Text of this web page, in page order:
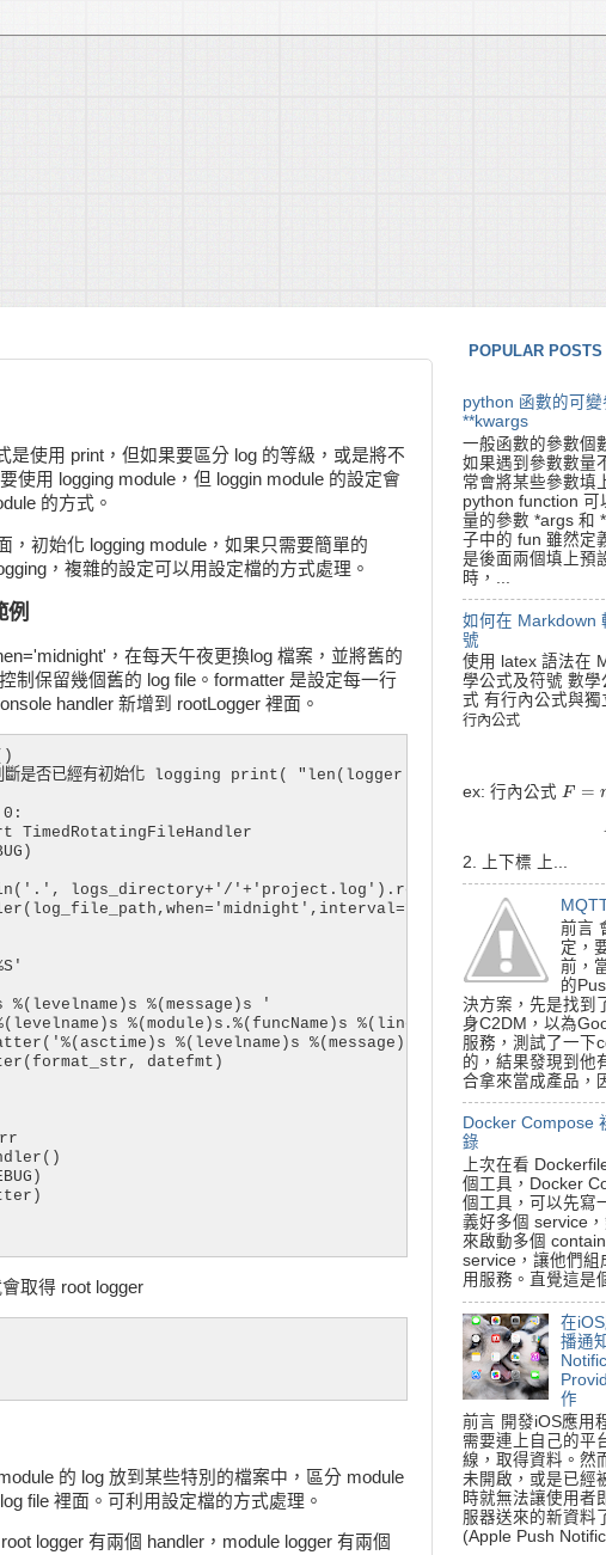
使用 print，但如果要區分 log 的等級，或是將不
使用 logging module，但 loggin module 的設定會
的方式。
，初始化 logging module，如果只需要簡單的
，複雜的設定可以用設定檔的方式處理。
例
，在每天午夜更換log 檔案，並將舊的
制保留幾個舊的 log file。formatter 是設定每一行
handler 新增到 rootLogger 裡面。
斷是否已經有初始化 logging print(
TimedRotatingFileHandler
logs_directory+'/'+'project.log').replace('\\', '/')
%(levelname)s %(message)s '
%(module)s.%(funcName)s %(lineno)d: %(message)s'
%(levelname)s %(message)s')
datefmt)
取得 root logger
的 log 放到某些特別的檔案中，區分 module
file 裡面。可利用設定檔的方式處理。
logger 有兩個 handler，module logger 有兩個
POPULAR POSTS
python 函數的可
**kwargs
一般函數的參數個
如果遇到參數數量
常會將某些參數填
python function 可
量的參數 *args 和
子中的 fun 雖然定
是後面兩個填上預
時，...
如何在 Markdown
號
使用 latex 語法在
學公式及符號 數
式 有行內公式與獨
行內公式
行內公式
ex: 行內公式 F =
F= m a
2. 上下標 上...
前言
定，
前，
的
決方案，先是找到
身C2DM，以為
服務，測試了一下
的，結果發現到他
合拿來當成產品，
Docker Compose
錄
上次在看
個工具，Docker
個工具，可以先寫
義好多個 service
來啟動多個
service，讓他們組
用服務。直覺這是
在
播通
作
前言 開發iOS應用
需要連上自己的平
線，取得資料。然
未開啟，或是已經
時就無法讓使用者
服器送來的新資料
(Apple Push